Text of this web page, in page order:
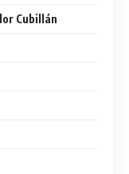
Cubillán